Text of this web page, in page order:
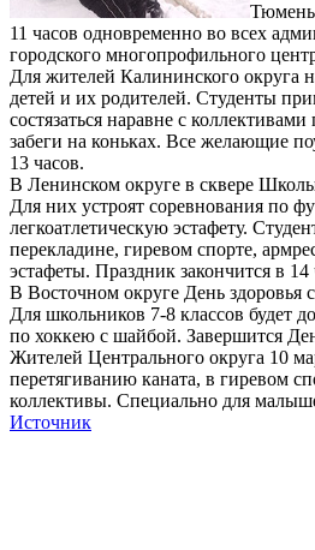
11 часов одновременно во всех
городского многопрофильного
Для жителей Калининского округа
детей и их родителей. Студенты
состязаться наравне с
забеги на коньках. Все желающие
13 часов.
В Ленинском округе в сквере
Для них устроят соревнования по
легкоатлетическую эстафету.
перекладине, гиревом спорте,
эстафеты. Праздник закончится в
В Восточном округе День здоровья
Для школьников 7-8 классов будет
по хоккею с шайбой. Завершится
Жителей Центрального округа 10
перетягиванию каната, в гиревом
коллективы. Специально для
Источник